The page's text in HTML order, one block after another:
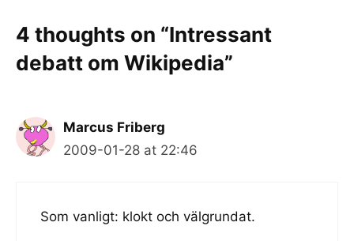
4 thoughts on “Intressant
debatt om Wikipedia”
Marcus Friberg
2009-01-28 at 22:46
Som vanligt: klokt och välgrundat.